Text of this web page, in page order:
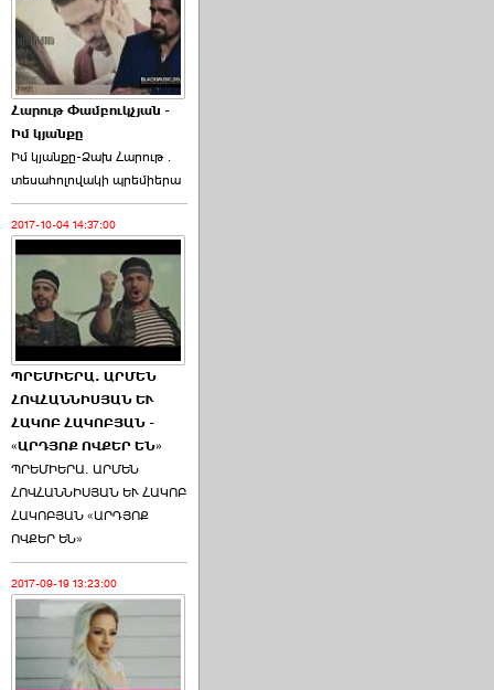
Հարութ Փամբուկչյան -
Իմ կյանքը
Իմ կյանքը-Ձախ Հարnւթ․
տեuաhnլnվակի պրեմիերա
2017-10-04 14:37:00
ՊՐԵՄԻԵՐԱ. ԱՐՄԵՆ
ՀՈՎՀԱՆՆԻՍՅԱՆ ԵՒ
ՀԱԿՈԲ ՀԱԿՈԲՅԱՆ -
«ԱՐԴՅՈՔ ՈՎՔԵՐ ԵՆ»
ՊՐԵՄԻԵՐԱ. ԱՐՄԵՆ
ՀՈՎՀԱՆՆԻՍՅԱՆ ԵՒ ՀԱԿՈԲ
ՀԱԿՈԲՅԱՆ «ԱՐԴՅՈՔ
ՈՎՔԵՐ ԵՆ»
2017-09-19 13:23:00